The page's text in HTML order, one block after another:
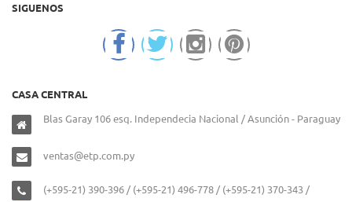
SIGUENOS
CASA CENTRAL
Blas Garay 106 esq. Independecia Nacional / Asunción - Paraguay
ventas@etp.com.py
(+595-21) 390-396 / (+595-21) 496-778 / (+595-21) 370-343 /